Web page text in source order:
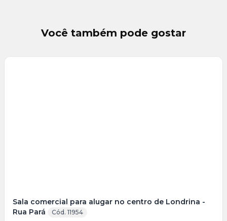
Você também pode gostar
Sala comercial para alugar no centro de Londrina -
Rua Pará
Cód. 11954